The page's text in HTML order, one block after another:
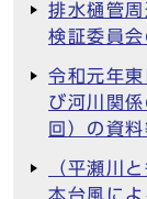
排水樋管
検証委員
令和元年
び河川関
回）の資
（平瀬川
本台風に